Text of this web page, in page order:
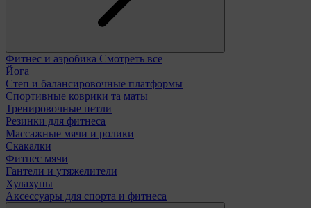
Фитнес и аэробика Смотреть все
Йога
Степ и балансировочные платформы
Спортивные коврики та маты
Тренировочные петли
Резинки для фитнеса
Массажные мячи и ролики
Скакалки
Фитнес мячи
Гантели и утяжелители
Хулахупы
Аксессуары для спорта и фитнеса